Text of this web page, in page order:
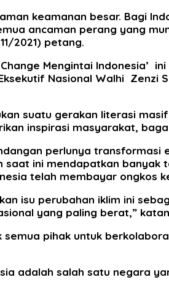
keamanan besar. Bagi
ancaman perang yang
2021) petang.
Mengintai Indonesia’
Nasional Walhi Zenzi
suatu gerakan literasi
inspirasi masyarakat,
perlunya
ini mendapatkan
telah membayar ongkos
isu perubahan iklim ini
yang paling berat,”
semua pihak untuk
adalah salah satu negara